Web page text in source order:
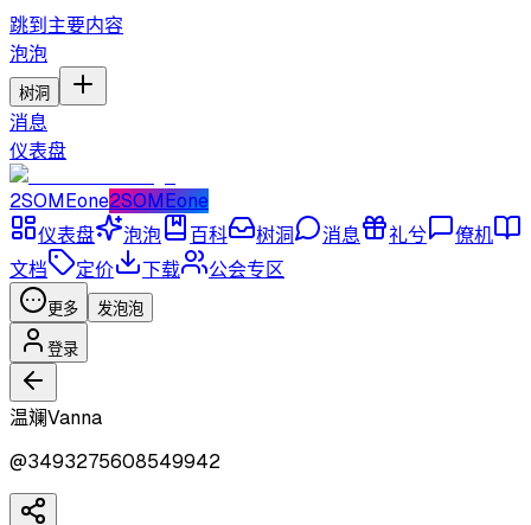
跳到主要内容
泡泡
树洞
消息
仪表盘
2SOMEone2SOMEone
仪表盘
泡泡 百科 树洞 消息 礼兮
僚机
文档
定价 下载 公会专区
更多 发泡泡
登录
温斓Vanna
@3493275608549942